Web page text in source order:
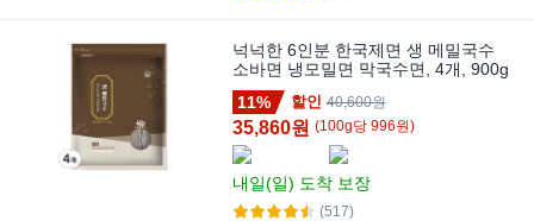
넉넉한 6인분 한국제면 생 메밀국수
소바면 냉모밀면 막국수면, 4개, 900g
11%
할인 40,600원
35,860원 (100g당 996원)
내일(일) 도착 보장
(517)